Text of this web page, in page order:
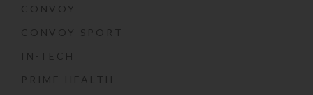
CONVOY
CONVOY SPORT
IN-TECH
PRIME HEALTH